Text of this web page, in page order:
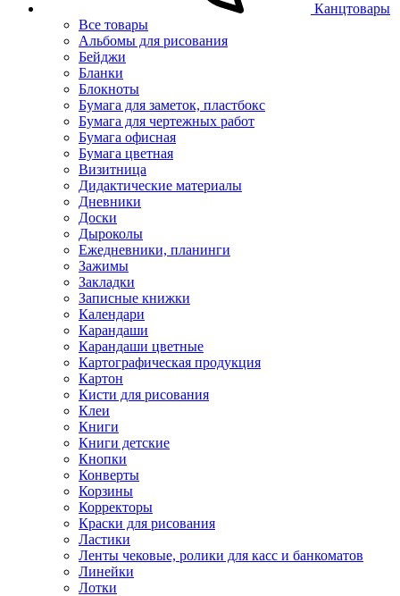
Канцтовары
Все товары
Альбомы для рисования
Бейджи
Бланки
Блокноты
Бумага для заметок, пластбокс
Бумага для чертежных работ
Бумага офисная
Бумага цветная
Визитница
Дидактические материалы
Дневники
Доски
Дыроколы
Ежедневники, планинги
Зажимы
Закладки
Записные книжки
Календари
Карандаши
Карандаши цветные
Картографическая продукция
Картон
Кисти для рисования
Клеи
Книги
Книги детские
Кнопки
Конверты
Корзины
Корректоры
Краски для рисования
Ластики
Ленты чековые, ролики для касс и банкоматов
Линейки
Лотки